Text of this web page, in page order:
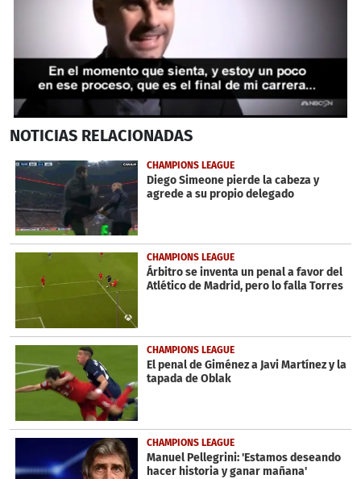
seconds
41
seconds
NOTICIAS RELACIONADAS
CHAMPIONS LEAGUE
Diego Simeone pierde la cabeza y
agrede a su propio delegado
CHAMPIONS LEAGUE
Árbitro se inventa un penal a favor del
Atlético de Madrid, pero lo falla Torres
CHAMPIONS LEAGUE
El penal de Giménez a Javi Martínez y la
tapada de Oblak
CHAMPIONS LEAGUE
Manuel Pellegrini: 'Estamos deseando
hacer historia y ganar mañana'